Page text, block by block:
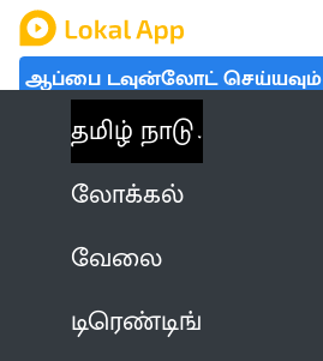
ஆப்பை டவுன்லோட் செய்யவும்
தமிழ் நாடு
லோக்கல்
வேலை
டிரெண்டிங்